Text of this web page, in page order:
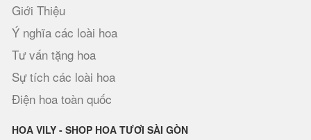
Giới Thiệu
Ý nghĩa các loài hoa
Tư vấn tặng hoa
Sự tích các loài hoa
Điện hoa toàn quốc
HOA VILY - SHOP HOA TƯƠI SÀI GÒN